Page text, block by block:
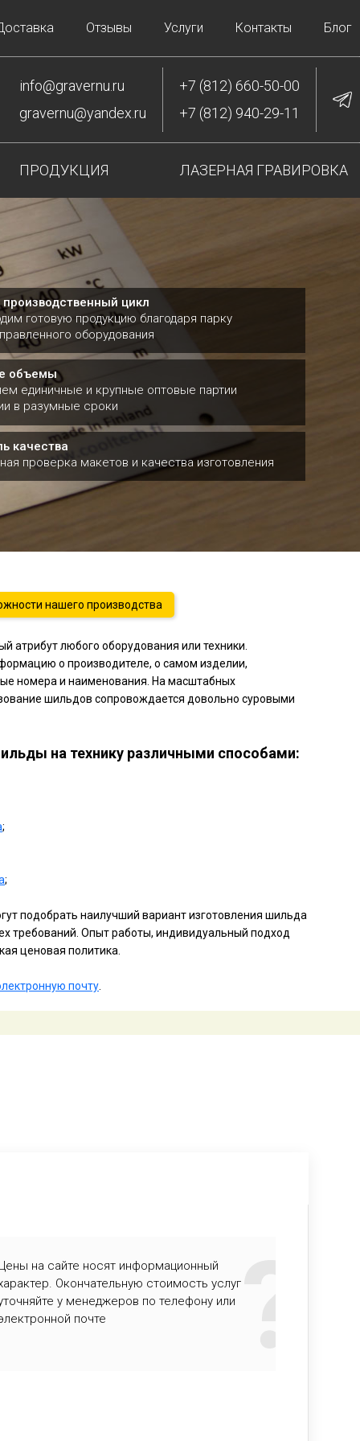
Отзывы Услуги Контакты Блог
info@gravernu.ru
gravernu@yandex.ru
+7 (812) 660-50-00
+7 (812) 940-29-11
ПРОДУКЦИЯ ЛАЗЕРНАЯ ГРАВИРОВКА
цикл
готовую продукцию благодаря парку
оборудования
объемы
единичные и крупные оптовые партии
в разумные сроки
качества
проверка макетов и качества изготовления
гравировка на
нашего производства
атрибут любого оборудования или техники.
о производителе, о самом изделии,
номера и наименования. На масштабных
шильдов сопровождается довольно суровыми
на технику различными способами:
;
;
подобрать наилучший вариант изготовления шильда
требований. Опыт работы, индивидуальный подход
ценовая политика.
почту
на сайте носят информационный
Окончательную стоимость услуг
у менеджеров по телефону или
почте